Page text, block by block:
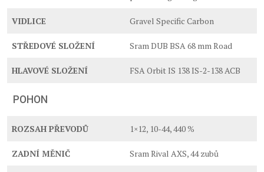
VIDLICE Gravel Specific Carbon
STŘEDOVÉ SLOŽENÍ Sram DUB BSA 68 mm Road
HLAVOVÉ SLOŽENÍ FSA Orbit IS 138 IS-2-138 ACB
POHON
ROZSAH PŘEVODŮ 1×12, 10-44, 440 %
ZADNÍ MĚNIČ Sram Rival AXS, 44 zubů